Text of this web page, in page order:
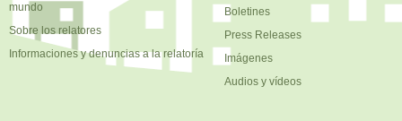
mundo
Sobre los relatores
Informaciones y denuncias a la relatoría
Boletines
Press Releases
Imágenes
Audios y vídeos